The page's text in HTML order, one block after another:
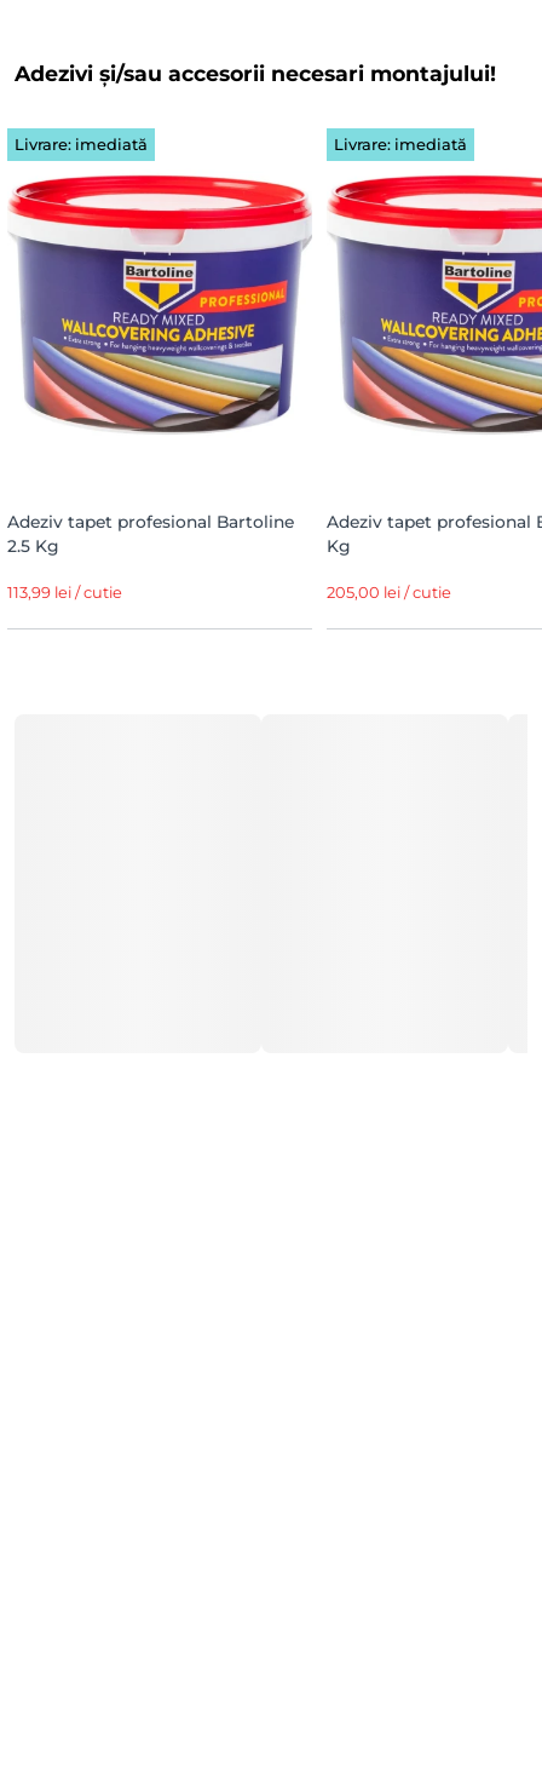
Adezivi și/sau accesorii necesari montajului!
Livrare: imediată
Adeziv tapet profesional Bartoline
2.5 Kg
113,99 lei / cutie
Livrare: imediată
Adeziv tapet profesional
Kg
205,00 lei / cutie